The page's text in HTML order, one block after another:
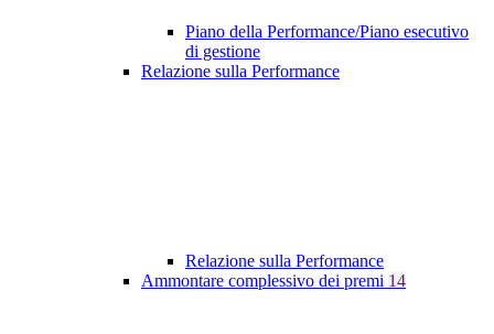
Piano della Performance/Piano esecutivo
di gestione
Relazione sulla Performance
Relazione sulla Performance
Ammontare complessivo dei premi 14